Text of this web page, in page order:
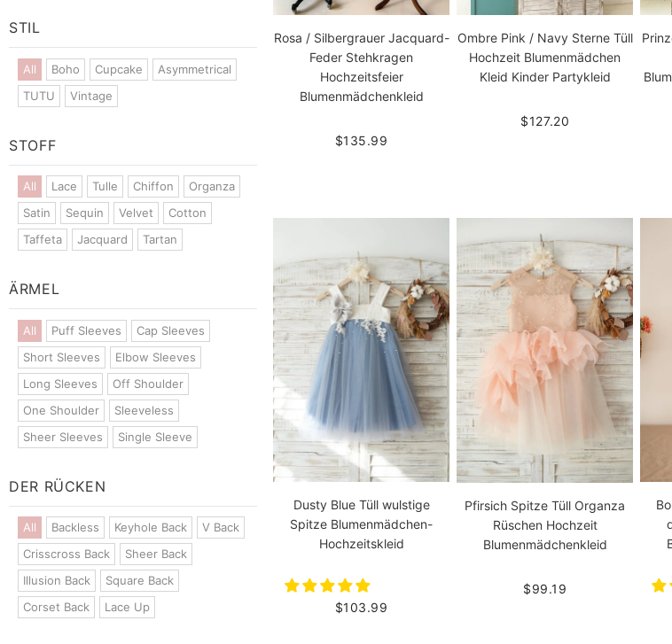
STIL
All Boho Cupcake
Asymmetrical
TUTU
Vintage
STOFF
All Lace Tulle Chiffon
Organza
Satin
Sequin Velvet
Cotton
Taffeta
Jacquard Tartan
ÄRMEL
All Puff Sleeves
Cap Sleeves
Short Sleeves
Elbow Sleeves
Long Sleeves
Off Shoulder
One Shoulder
Sleeveless
Sheer Sleeves
Single Sleeve
DER RÜCKEN
All Backless Keyhole Back
V Back
Crisscross Back
Sheer Back
Illusion Back
Square Back
Corset Back
Lace Up
Rosa / Silbergrauer Jacquard-
Feder Stehkragen
Hochzeitsfeier
Blumenmädchenkleid
$135.99
Ombre Pink / Navy Sterne Tüll
Hochzeit Blumenmädchen
Kleid Kinder Partykleid
$127.20
Dusty Blue Tüll wulstige
Spitze Blumenmädchen-
Hochzeitskleid
$103.99
Pfirsich Spitze Tüll Organza
Rüschen Hochzeit
Blumenmädchenkleid
$99.19